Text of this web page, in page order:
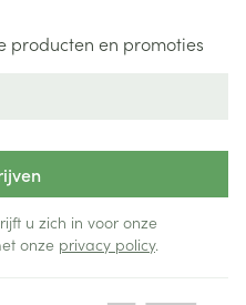
producten en promoties
u zich in voor onze
onze privacy policy.